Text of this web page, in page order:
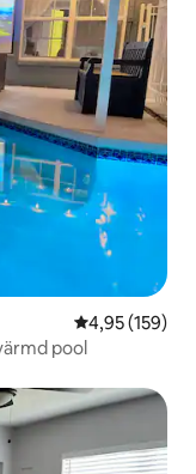
4,95 av 5 i
4,95 (159)
pool